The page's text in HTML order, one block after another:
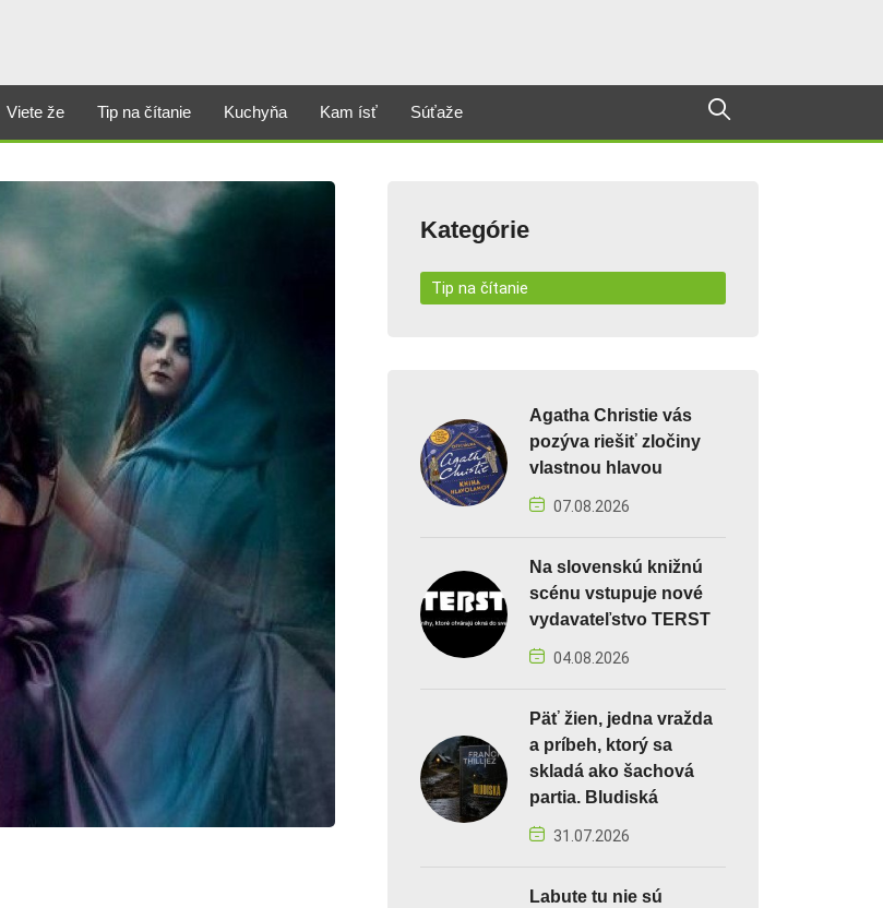
Viete že Tip na čítanie Kuchyňa Kam ísť Súťaže
Kategórie
Tip na čítanie
Agatha Christie vás
pozýva riešiť zločiny
vlastnou hlavou
07.08.2026
Na slovenskú knižnú
scénu vstupuje nové
vydavateľstvo TERST
04.08.2026
Päť žien, jedna vražda
a príbeh, ktorý sa
skladá ako šachová
partia. Bludiská
31.07.2026
Labute tu nie sú